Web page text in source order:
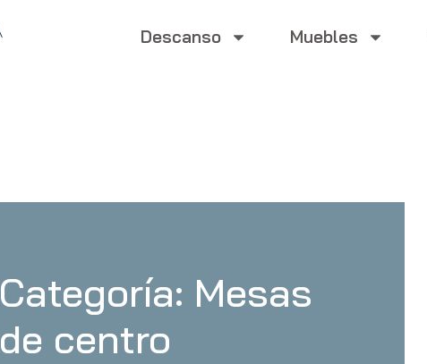
Descanso Muebles
Categoría: Mesas
de centro